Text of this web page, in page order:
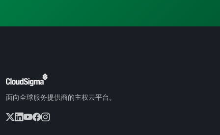
面向全球服务提供商的主权云平台。